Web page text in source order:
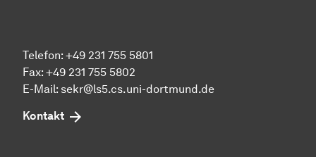
Telefon: +49 231 755 5801
Fax: +49 231 755 5802
E-Mail: sekr@ls5.cs.uni-dortmund.de
Kontakt